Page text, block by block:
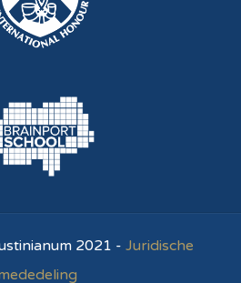
2021 - Juridische